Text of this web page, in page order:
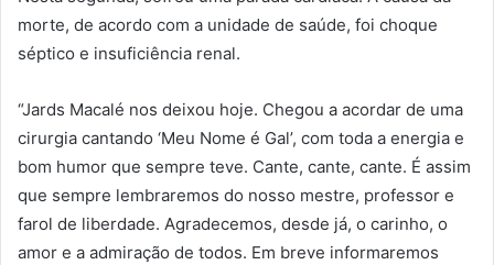
morte, de acordo com a unidade de saúde, foi choque
séptico e insuficiência renal.
“Jards Macalé nos deixou hoje. Chegou a acordar de uma
cirurgia cantando ‘Meu Nome é Gal’, com toda a energia e
bom humor que sempre teve. Cante, cante, cante. É assim
que sempre lembraremos do nosso mestre, professor e
farol de liberdade. Agradecemos, desde já, o carinho, o
amor e a admiração de todos. Em breve informaremos